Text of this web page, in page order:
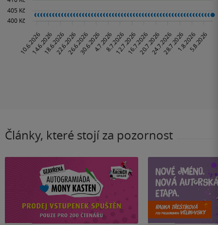
Články, které stojí za pozornost